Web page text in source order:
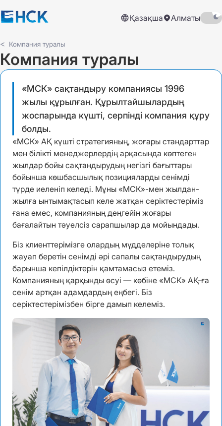
Қазақша Алматы
Компания туралы
Компания туралы
«МСК» сақтандыру компаниясы 1996
жылы құрылған. Құрылтайшылардың
жоспарында күшті, серпінді компания құру
болды.
«МСК» АҚ күшті стратегияның, жоғары стандарттар
мен білікті менеджерлердің арқасында көптеген
жылдар бойы сақтандырудың негізгі бағыттары
бойынша көшбасшылық позицияларды сенімді
түрде иеленіп келеді. Мұны «МСК»-мен жылдан-
жылға ынтымақтасып келе жатқан серіктестеріміз
ғана емес, компанияның деңгейін жоғары
бағалайтын тәуелсіз сарапшылар да мойындады.
Біз клиенттерімізге олардың мүдделеріне толық
жауап беретін сенімді әрі сапалы сақтандырудың
барынша кепілдіктерін қамтамасыз етеміз.
Компанияның қарқынды өсуі — көбіне «МСК» АҚ-ға
сенім артқан адамдардың еңбегі. Біз
серіктестерімізбен бірге дамып келеміз.